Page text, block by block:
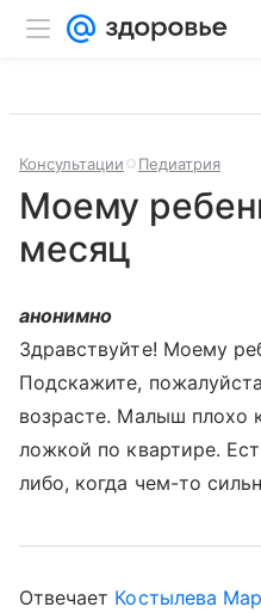
Консультации Педиатрия
Моему
месяц
анонимно
Здравствуйте! Моему
Подскажите,
возрасте. Малыш плохо
ложкой по квартире.
либо, когда чем-то
Отвечает Костылева